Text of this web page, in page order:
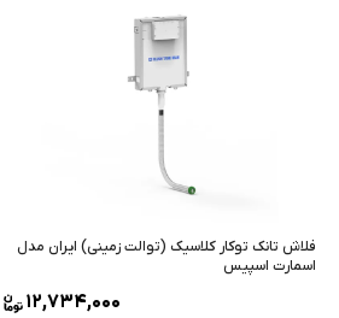
فلاش تانک توکار کلاسیک (توالت زمینی) ایران مدل
اسمارت اسپیس
12,734,000